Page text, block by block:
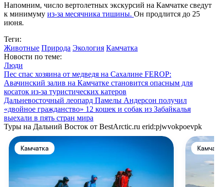
Напомним, число вертолетных экскурсий на Камчатке сведут
к минимуму из-за месячника тишины. Он продлится до 25
июня.
Теги:
Животные Природа Экология Камчатка
Новости по теме:
Люди
Пес спас хозяина от медведя на Сахалине FEROP:
Авачинский залив на Камчатке становится опасным для
косаток из-за туристических катеров
Дальневосточный леопард Памелы Андерсон получил
«двойное гражданство» 12 кошек и собак из Забайкалья
выехали в пять стран мира
Туры на Дальний Восток от BestArctic.ru erid:pjwvokpoevpk